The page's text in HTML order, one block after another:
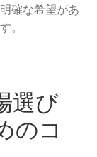
確な希望があ
。
選び
のコ